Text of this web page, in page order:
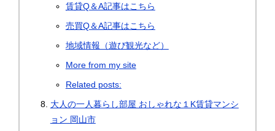
賃貸Q＆A記事はこちら
売買Q＆A記事はこちら
地域情報（遊び観光など）
More from my site
Related posts:
大人の一人暮らし部屋 おしゃれな１K賃貸マンシ
ョン 岡山市